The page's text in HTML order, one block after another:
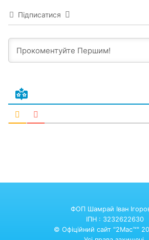
Підписатися
ФОП Шамрай Іван
ІПН : 3232622630
© Офіційний сайт "2Mac™"